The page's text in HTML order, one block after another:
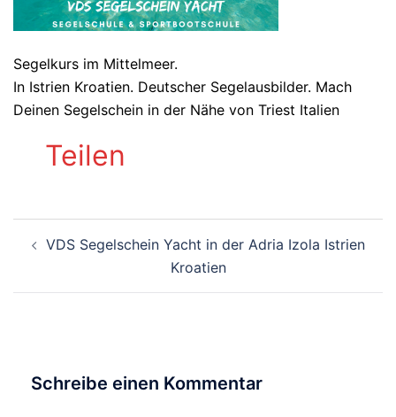
Segelkurs im Mittelmeer.
In Istrien Kroatien. Deutscher Segelausbilder. Mach
Deinen Segelschein in der Nähe von Triest Italien
Teilen
Beitragsnavigation
VDS Segelschein Yacht in der Adria Izola Istrien
Kroatien
Schreibe einen Kommentar